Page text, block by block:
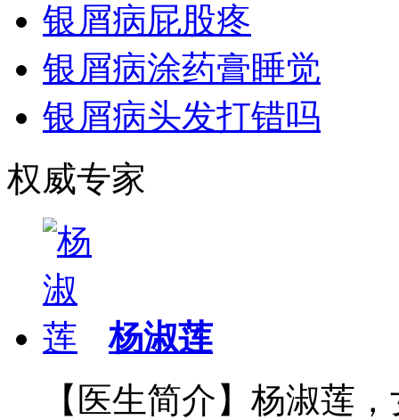
银屑病屁股疼
银屑病涂药膏睡觉
银屑病头发打错吗
权威专家
杨淑莲
【医生简介】杨淑莲